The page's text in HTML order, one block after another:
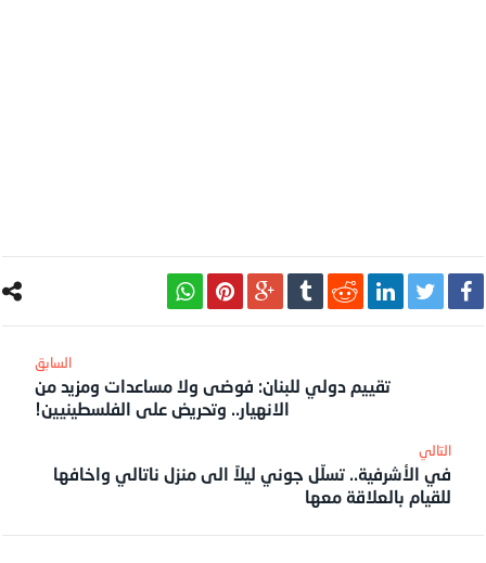
تقييم دولي للبنان: فوضى ولا مساعدات ومزيد من
الانهيار.. وتحريض على الفلسطينيين!
‎التالي
في الأشرفية.. تسلّل جوني ليلاً الى منزل ناتالي واخافها
للقيام بالعلاقة معها